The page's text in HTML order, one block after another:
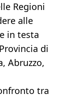
Regioni
alle
in testa
di
Abruzzo,
tra